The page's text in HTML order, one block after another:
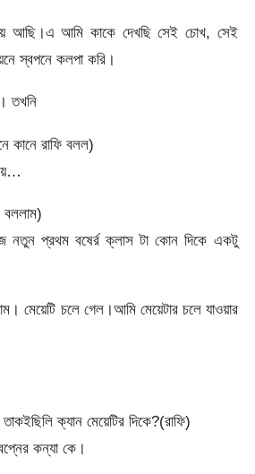
আছি।এ আমি কাকে দেখছি সেই চোখ, সেই
স্বপনে কলপা করি।
তখনি
কানে রাফি বলল)
বললাম)
প্রথম বষের্র ক্লাস টা কোন দিকে একটু
মেয়েটি চলে গেল।আমি মেয়েটার চলে যাওয়ার
ক্যান মেয়েটির দিকে?(রাফি)
কন্যা কে।